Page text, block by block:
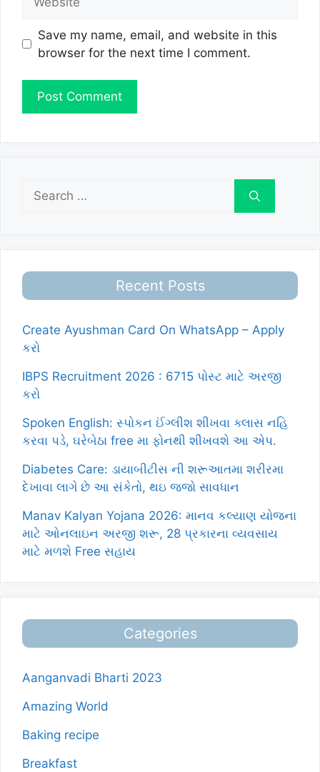
Save my name, email, and website in this
browser for the next time I comment.
Search
for:
Recent Posts
Create Ayushman Card On WhatsApp – Apply
કરો
IBPS Recruitment 2026 : 6715 પોસ્ટ માટે અરજી
કરો
Spoken English: સ્પોકન ઈંગ્લીશ શીખવા ક્લાસ નહિ
કરવા પડે, ઘરેબેઠા free મા ફોનથી શીખવશે આ એપ.
Diabetes Care: ડાયાબીટીસ ની શરૂઆતમા શરીરમા
દેખાવા લાગે છે આ સંકેતો, થઇ જજો સાવધાન
Manav Kalyan Yojana 2026: માનવ કલ્યાણ યોજના
માટે ઓનલાઇન અરજી શરૂ, 28 પ્રકારના વ્યવસાય
માટે મળશે Free સહાય
Categories
Aanganvadi Bharti 2023
Amazing World
Baking recipe
Breakfast